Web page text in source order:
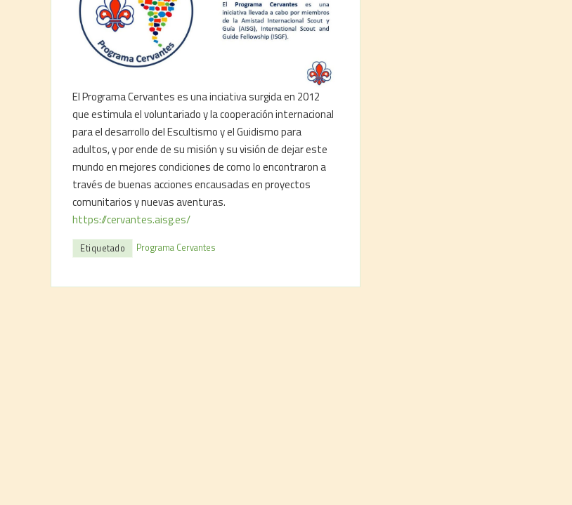
El Programa Cervantes es una inciativa surgida en 2012
que estimula el voluntariado y la cooperación internacional
para el desarrollo del Escultismo y el Guidismo para
adultos, y por ende de su misión y su visión de dejar este
mundo en mejores condiciones de como lo encontraron a
través de buenas acciones encausadas en proyectos
comunitarios y nuevas aventuras.
https://cervantes.aisg.es/
Etiquetado Programa Cervantes